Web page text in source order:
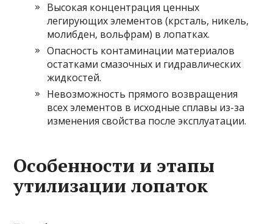
Высокая концентрация ценных
легирующих элементов (крсталь, никель,
молибден, вольфрам) в лопатках.
Опасность контаминации материалов
остатками смазочных и гидравлических
жидкостей.
Невозможность прямого возвращения
всех элементов в исходные сплавы из-за
изменения свойства после эксплуатации.
Особенности и этапы
утилизации лопаток